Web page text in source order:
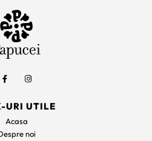
URI UTILE
Acasa
noi